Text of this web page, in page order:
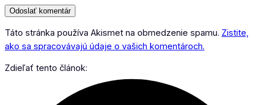
Táto stránka používa Akismet na obmedzenie spamu. Zistite,
ako sa spracovávajú údaje o vašich komentároch.
Zdieľať tento článok: